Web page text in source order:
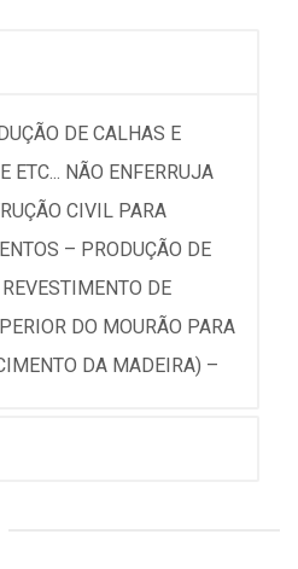
DE CALHAS E
ETC... NÃO ENFERRUJA
CIVIL PARA
– PRODUÇÃO DE
DE
DO MOURÃO PARA
DA MADEIRA) –